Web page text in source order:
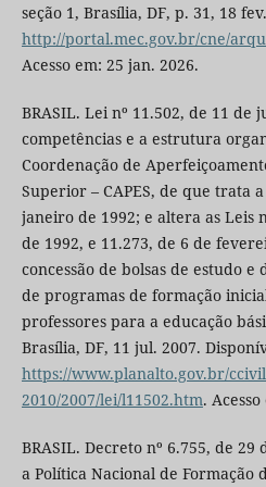
seção 1, Brasília, DF, p. 31, 18
http://portal.mec.gov.br/cne/
Acesso em: 25 jan. 2026.
BRASIL. Lei nº 11.502, de 11 de
competências e a estrutura
Coordenação de
Superior – CAPES, de que trata
janeiro de 1992; e altera as Leis
de 1992, e 11.273, de 6 de
concessão de bolsas de estudo
de programas de formação
professores para a educação
Brasília, DF, 11 jul. 2007.
https://www.planalto.gov.br/
2010/2007/lei/l11502.htm.
BRASIL. Decreto nº 6.755, de
a Política Nacional de Formação